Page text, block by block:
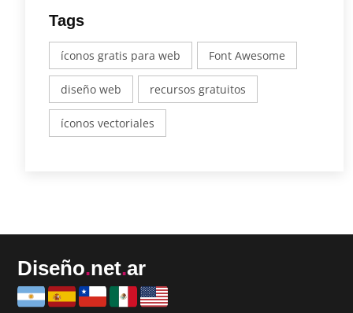
Tags
íconos gratis para web Font Awesome
diseño web recursos gratuitos
íconos vectoriales
Diseño.net.ar